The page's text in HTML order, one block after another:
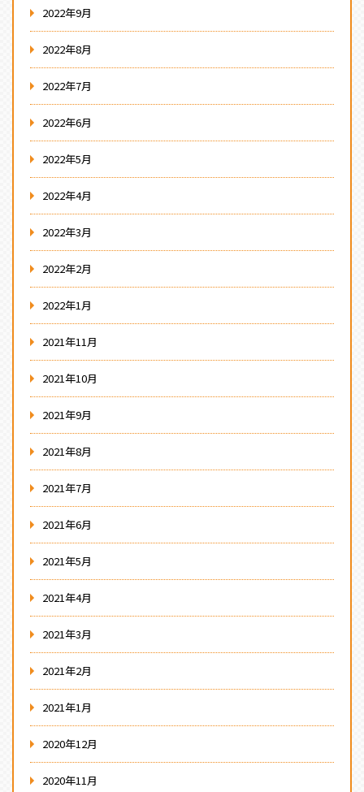
2022年9月
2022年8月
2022年7月
2022年6月
2022年5月
2022年4月
2022年3月
2022年2月
2022年1月
2021年11月
2021年10月
2021年9月
2021年8月
2021年7月
2021年6月
2021年5月
2021年4月
2021年3月
2021年2月
2021年1月
2020年12月
2020年11月